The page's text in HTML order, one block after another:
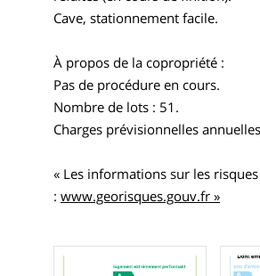
Cave, stationnement facile.
À propos de la copropriété :
Pas de procédure en cours.
Nombre de lots : 51.
Charges prévisionnelles
« Les informations sur les
: www.georisques.gouv.fr »